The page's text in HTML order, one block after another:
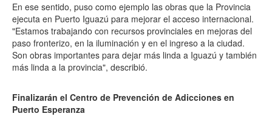
En ese sentido, puso como ejemplo las obras que la Provincia
ejecuta en Puerto Iguazú para mejorar el acceso internacional.
"Estamos trabajando con recursos provinciales en mejoras del
paso fronterizo, en la iluminación y en el ingreso a la ciudad.
Son obras importantes para dejar más linda a Iguazú y también
más linda a la provincia", describió.
Finalizarán el Centro de Prevención de Adicciones en
Puerto Esperanza